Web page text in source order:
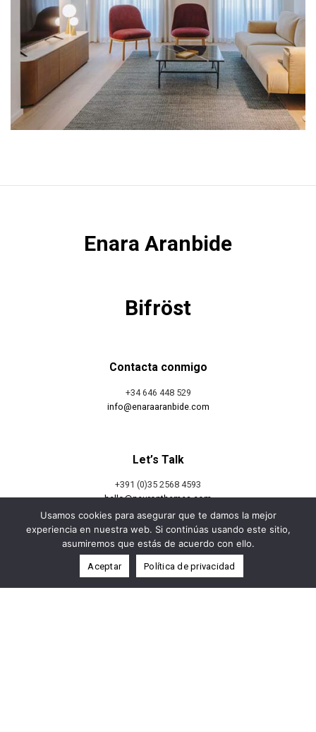
Etxebizitzak
Enara Aranbide
Bifröst
Contacta conmigo
+34 646 448 529
info@enaraaranbide.com
Let’s Talk
+391 (0)35 2568 4593
hello@neuronthemes.com
Let’s Talk
+391 (0)35 2568 4593
hello@neuronthemes.com
Usamos cookies para asegurar que te damos la mejor
experiencia en nuestra web. Si continúas usando este sitio,
asumiremos que estás de acuerdo con ello.
Aceptar Política de privacidad